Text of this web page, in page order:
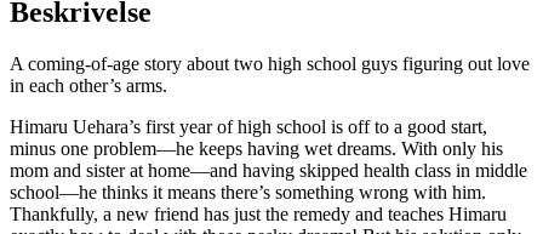
Beskrivelse
A coming-of-age story about two high school guys figuring out love
in each other’s arms.
Himaru Uehara’s first year of high school is off to a good start,
minus one problem—he keeps having wet dreams. With only his
mom and sister at home—and having skipped health class in middle
school—he thinks it means there’s something wrong with him.
Thankfully, a new friend has just the remedy and teaches Himaru